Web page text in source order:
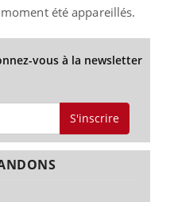
été appareillés.
vous à la newsletter
S'inscrire